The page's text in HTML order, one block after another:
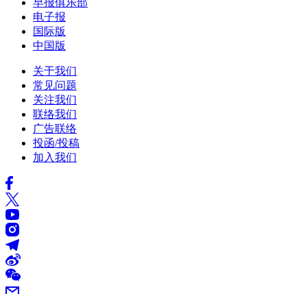
早报俱乐部
电子报
国际版
中国版
关于我们
常见问题
关注我们
联络我们
广告联络
投函/投稿
加入我们